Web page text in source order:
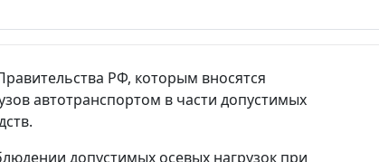
РФ, которым вносятся
автотранспортом в части допустимых
допустимых осевых нагрузок при